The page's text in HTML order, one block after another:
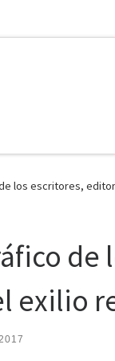
los escritores,
de
exilio